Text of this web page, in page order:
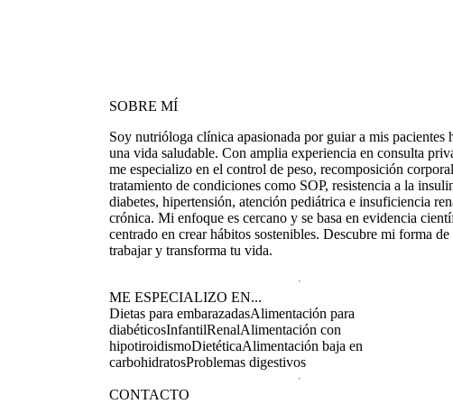
SOBRE MÍ
Soy nutrióloga clínica apasionada por guiar a mis pacientes
una vida saludable. Con amplia experiencia en consulta
me especializo en el control de peso, recomposición
tratamiento de condiciones como SOP, resistencia a la
diabetes, hipertensión, atención pediátrica e insuficiencia
crónica. Mi enfoque es cercano y se basa en evidencia
centrado en crear hábitos sostenibles. Descubre mi forma de
trabajar y transforma tu vida.
ME ESPECIALIZO EN...
Dietas para embarazadasAlimentación para
diabéticosInfantilRenalAlimentación con
hipotiroidismoDietéticaAlimentación baja en
carbohidratosProblemas digestivos
CONTACTO